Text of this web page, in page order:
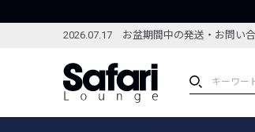
2026.07.17 お盆期間中の発送・お問い